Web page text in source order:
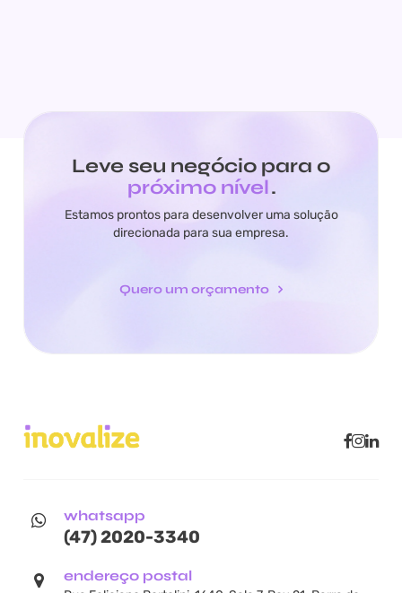
Leve seu negócio para o
próximo nível.
Estamos prontos para desenvolver uma solução
direcionada para sua empresa.
Quero um orçamento
whatsapp
(47) 2020-3340
endereço postal